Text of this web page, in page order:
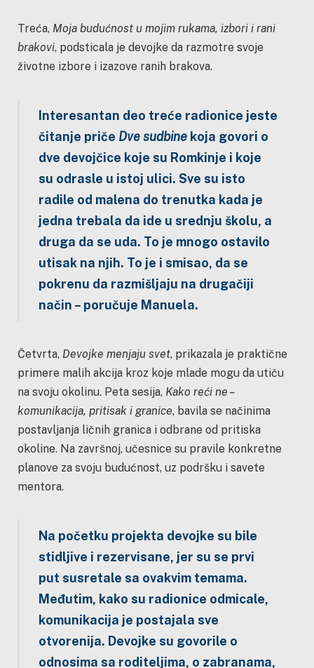
Treća, Moja budućnost u mojim rukama, izbori i rani
brakovi, podsticala je devojke da razmotre svoje
životne izbore i izazove ranih brakova.
Interesantan deo treće radionice jeste
čitanje priče Dve sudbine koja govori o
dve devojčice koje su Romkinje i koje
su odrasle u istoj ulici. Sve su isto
radile od malena do trenutka kada je
jedna trebala da ide u srednju školu, a
druga da se uda. To je mnogo ostavilo
utisak na njih. To je i smisao, da se
pokrenu da razmišljaju na drugačiji
način – poručuje Manuela.
Četvrta, Devojke menjaju svet, prikazala je praktične
primere malih akcija kroz koje mlade mogu da utiču
na svoju okolinu. Peta sesija, Kako reći ne –
komunikacija, pritisak i granice, bavila se načinima
postavljanja ličnih granica i odbrane od pritiska
okoline. Na završnoj, učesnice su pravile konkretne
planove za svoju budućnost, uz podršku i savete
mentora.
Na početku projekta devojke su bile
stidljive i rezervisane, jer su se prvi
put susretale sa ovakvim temama.
Međutim, kako su radionice odmicale,
komunikacija je postajala sve
otvorenija. Devojke su govorile o
odnosima sa roditeljima, o zabranama,